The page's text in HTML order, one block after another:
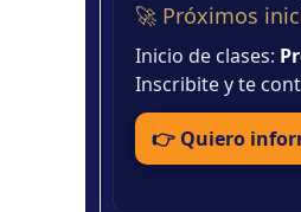
🚀 Próximos
Inicio de clases:
Inscribite y te
👉 Quiero